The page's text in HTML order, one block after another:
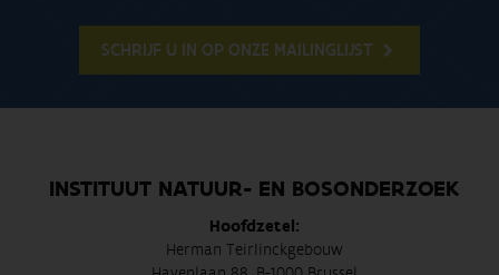
SCHRIJF U IN OP ONZE MAILINGLIJST
INSTITUUT NATUUR- EN BOSONDERZOEK
Hoofdzetel:
Herman Teirlinckgebouw